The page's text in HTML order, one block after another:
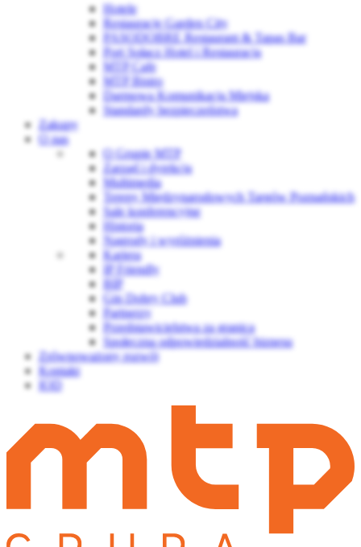
Hotele
Restauracje Garden City
PASODOBRE Restaurant & Tapas Bar
Port Sołacz Hotel i Restauracja
MTP Cafe
MTP Bistro
Darmowa Komunikacja Miejska
Standardy bezpieczeństwa
Zakupy
O nas
O Grupie MTP
Zarząd i dyrekcja
Multimedia
Tereny Międzynarodowych Targów Poznańskich
Sale konferencyjne
Historia
Nagrody i wyróżnienia
Kariera
IP Friendly
BIP
Gin Dobry Club
Partnerzy
Przedstawicielstwa za granicą
Społeczna odpowiedzialność biznesu
Zrównoważony rozwój
Kontakt
IOD